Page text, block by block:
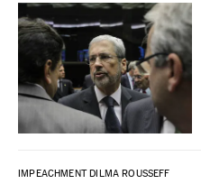
IMPEACHMENT DILMA ROUSSEFF